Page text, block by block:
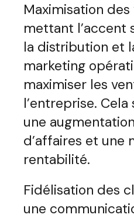
Maximisation des
mettant l’accent
la distribution et
marketing
maximiser les
l’entreprise.
une
d’affaires et une
rentabilité.
Fidélisation des
une